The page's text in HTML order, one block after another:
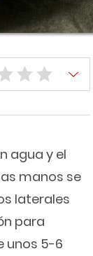
agua y el
manos se
laterales
para
unos 5-6